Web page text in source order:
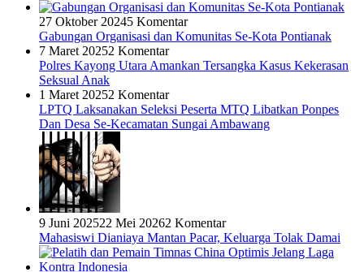
27 Oktober 20245 Komentar
Gabungan Organisasi dan Komunitas Se-Kota Pontianak
7 Maret 20252 Komentar
Polres Kayong Utara Amankan Tersangka Kasus Kekerasan
Seksual Anak
1 Maret 20252 Komentar
LPTQ Laksanakan Seleksi Peserta MTQ Libatkan Ponpes
Dan Desa Se-Kecamatan Sungai Ambawang
9 Juni 202522 Mei 20262 Komentar
Mahasiswi Dianiaya Mantan Pacar, Keluarga Tolak Damai